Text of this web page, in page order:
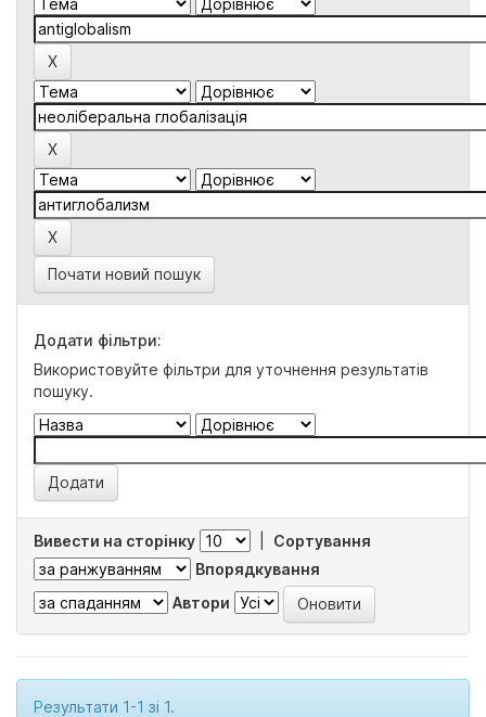
Почати новий пошук
Додати фільтри:
Використовуйте фільтри для уточнення результатів
пошуку.
Вивести на сторінку
Сортування
Впорядкування
Автори
Результати 1-1 зі 1.